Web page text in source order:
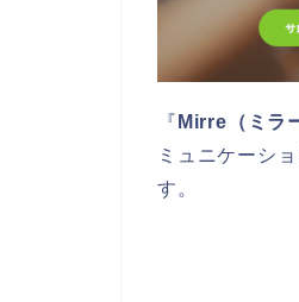
『 Mirre（ミラ
ミュニケーシ
す。